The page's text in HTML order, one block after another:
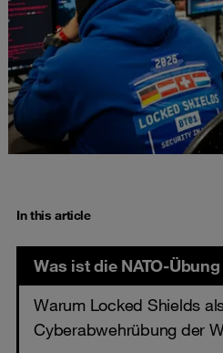
In this article
Was ist die NATO-
Warum Locked Shields
Cyberabwehrübung der